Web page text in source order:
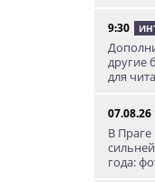
9:30
другие
для
07.08.26
В
года: